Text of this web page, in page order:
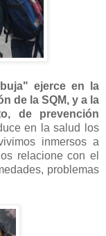
ejerce en la
de la SQM, y a la
de prevención
en la salud los
inmersos a
relacione con el
problemas